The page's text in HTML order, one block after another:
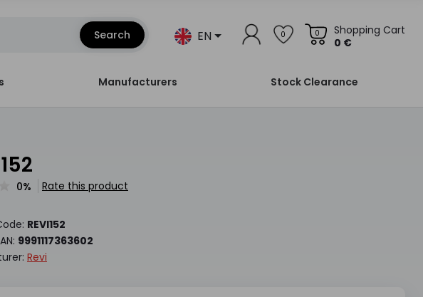
Search EN 0
Shopping Cart
0 €
0
Manufacturers Stock Clearance
0% Rate this product
REVI152
9991117363602
Revi